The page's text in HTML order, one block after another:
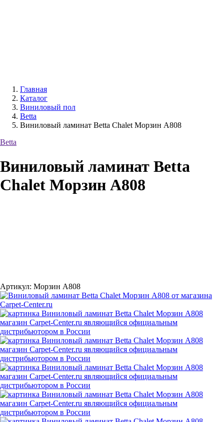
Главная
Каталог
Виниловый пол
Betta
Виниловый ламинат Betta Chalet Морзин A808
Betta
Виниловый ламинат Betta
Chalet Морзин A808
Артикул: Морзин A808